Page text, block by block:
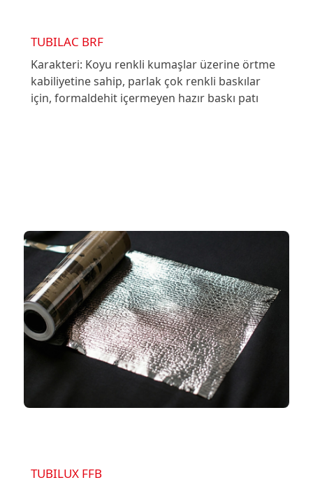
TUBILAC BRF
Karakteri: Koyu renkli kumaşlar üzerine örtme
kabiliyetine sahip, parlak çok renkli baskılar
için, formaldehit içermeyen hazır baskı patı
TUBILUX FFB